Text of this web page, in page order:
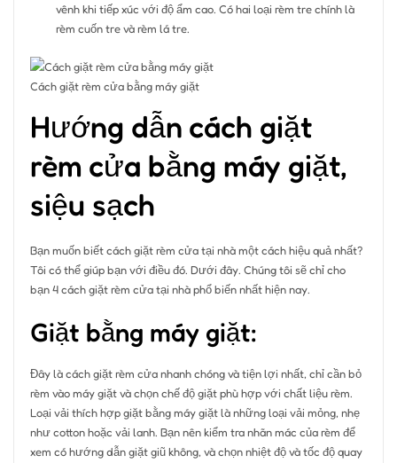
vênh khi tiếp xúc với độ ẩm cao. Có hai loại rèm tre chính là
rèm cuốn tre và rèm lá tre.
Cách giặt rèm cửa bằng máy giặt
Hướng dẫn cách giặt
rèm cửa bằng máy giặt,
siệu sạch
Bạn muốn biết cách giặt rèm cửa tại nhà một cách hiệu quả nhất?
Tôi có thể giúp bạn với điều đó. Dưới đây. Chúng tôi sẽ chỉ cho
bạn 4 cách giặt rèm cửa tại nhà phổ biến nhất hiện nay.
Giặt bằng máy giặt:
Đây là cách giặt rèm cửa nhanh chóng và tiện lợi nhất, chỉ cần bỏ
rèm vào máy giặt và chọn chế độ giặt phù hợp với chất liệu rèm.
Loại vải thích hợp giặt bằng máy giặt là những loại vải mỏng, nhẹ
như cotton hoặc vải lanh. Bạn nên kiểm tra nhãn mác của rèm để
xem có hướng dẫn giặt giũ không, và chọn nhiệt độ và tốc độ quay